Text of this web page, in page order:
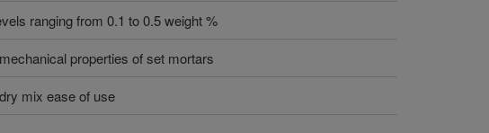
ranging from 0.1 to 0.5 weight %
properties of set mortars
mix ease of use